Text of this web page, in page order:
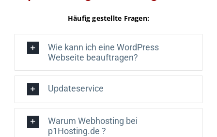
Häufig gestellte Fragen:
Wie kann ich eine WordPress
Webseite beauftragen?
Updateservice
Warum Webhosting bei
p1Hosting.de ?